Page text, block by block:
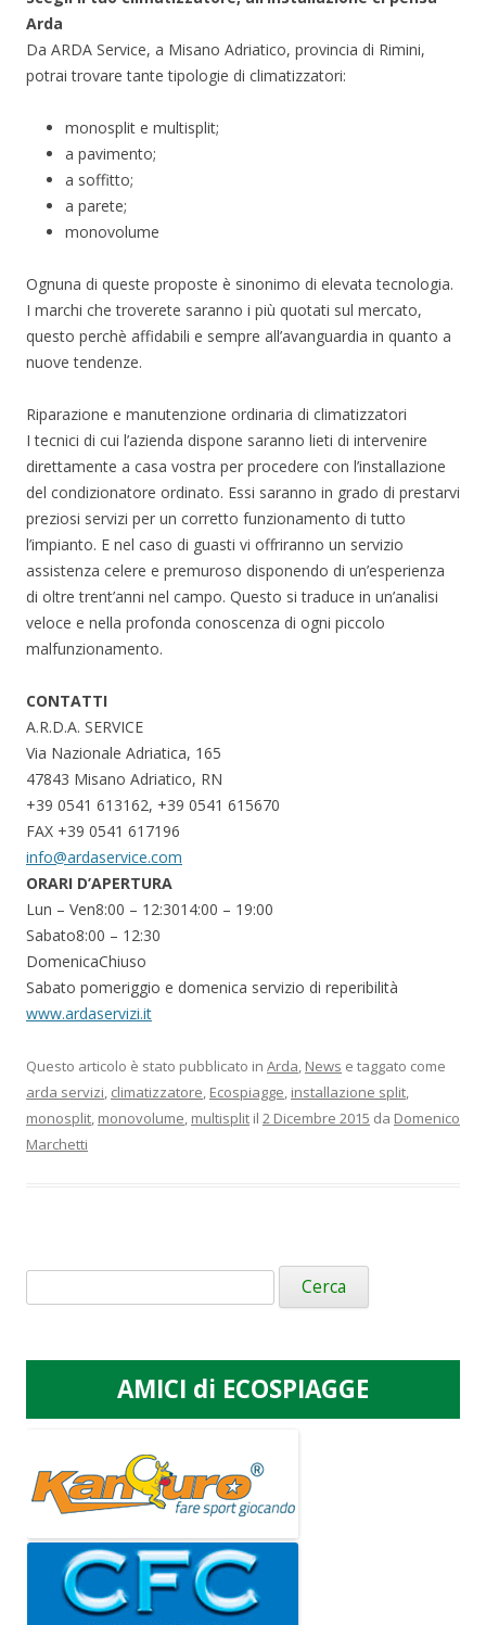
Arda
Da ARDA Service, a Misano Adriatico, provincia di Rimini,
potrai trovare tante tipologie di climatizzatori:
monosplit e multisplit;
a pavimento;
a soffitto;
a parete;
monovolume
Ognuna di queste proposte è sinonimo di elevata tecnologia.
I marchi che troverete saranno i più quotati sul mercato,
questo perchè affidabili e sempre all’avanguardia in quanto a
nuove tendenze.
Riparazione e manutenzione ordinaria di climatizzatori
I tecnici di cui l’azienda dispone saranno lieti di intervenire
direttamente a casa vostra per procedere con l’installazione
del condizionatore ordinato. Essi saranno in grado di prestarvi
preziosi servizi per un corretto funzionamento di tutto
l’impianto. E nel caso di guasti vi offriranno un servizio
assistenza celere e premuroso disponendo di un’esperienza
di oltre trent’anni nel campo. Questo si traduce in un’analisi
veloce e nella profonda conoscenza di ogni piccolo
malfunzionamento.
CONTATTI
A.R.D.A. SERVICE
Via Nazionale Adriatica, 165
47843 Misano Adriatico, RN
+39 0541 613162, +39 0541 615670
FAX +39 0541 617196
info@ardaservice.com
ORARI D’APERTURA
Lun – Ven8:00 – 12:3014:00 – 19:00
Sabato8:00 – 12:30
DomenicaChiuso
Sabato pomeriggio e domenica servizio di reperibilità
www.ardaservizi.it
Questo articolo è stato pubblicato in Arda, News e taggato come
arda servizi, climatizzatore, Ecospiagge, installazione split,
monosplit, monovolume, multisplit il 2 Dicembre 2015 da Domenico
Marchetti
Ricerca
per:
AMICI di ECOSPIAGGE